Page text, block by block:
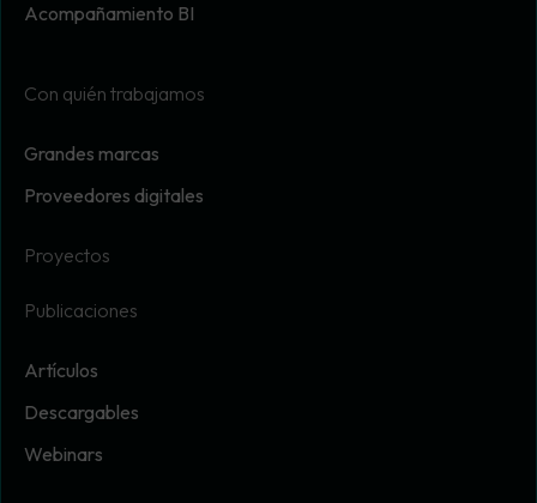
Acompañamiento BI
Con quién trabajamos
Grandes marcas
Proveedores digitales
Proyectos
Publicaciones
Artículos
Descargables
Webinars